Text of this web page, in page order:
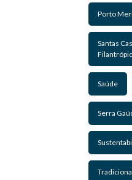
Porto
Santas
Saúde
Serra